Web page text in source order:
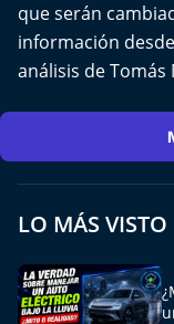
Cultura y
Del Fin del Mundo
Conexión Digital
Psicología Abierta
que serán
información
análisis de
LO MÁS VISTO